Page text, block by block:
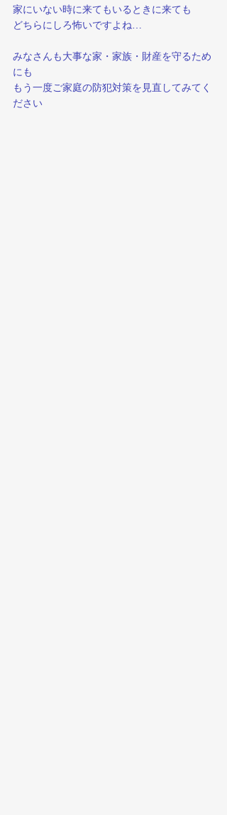
家にいない時に来てもいるときに来ても
どちらにしろ怖いですよね…
みなさんも大事な家・家族・財産を守るため
にも
もう一度ご家庭の防犯対策を見直してみてく
ださい